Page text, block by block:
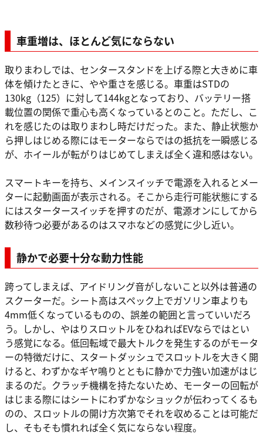
車重増は、ほとんど気にならない
取りまわしでは、センタースタンドを上げる際と大きめに車
体を傾けたときに、やや重さを感じる。車重はSTDの
130kg（125）に対して144kgとなっており、バッテリー搭
載位置の関係で重心も高くなっているとのこと。ただし、こ
れを感じたのは取りまわし時だけだった。また、静止状態か
ら押しはじめる際にはモーターならではの抵抗を一瞬感じる
が、ホイールが転がりはじめてしまえば全く違和感はない。
スマートキーを持ち、メインスイッチで電源を入れるとメー
ターに起動画面が表示される。そこから走行可能状態にする
にはスタータースイッチを押すのだが、電源オンにしてから
数秒待つ必要があるのはスマホなどの感覚に少し近い。
静かで必要十分な動力性能
跨ってしまえば、アイドリング音がしないこと以外は普通の
スクーターだ。シート高はスペック上でガソリン車よりも
4mm低くなっているものの、誤差の範囲と言っていいだろ
う。しかし、やはりスロットルをひねればEVならではとい
う感覚になる。低回転域で最大トルクを発生するのがモータ
ーの特徴だけに、スタートダッシュでスロットルを大きく開
けると、わずかなギヤ鳴りとともに静かで力強い加速がはじ
まるのだ。クラッチ機構を持たないため、モーターの回転が
はじまる際にはシートにわずかなショックが伝わってくるも
のの、スロットルの開け方次第でそれを収めることは可能だ
し、そもそも慣れれば全く気にならない程度。